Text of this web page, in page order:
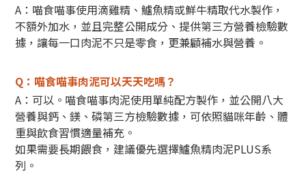
A：喵食喵事使用滴雞精、鱸魚精或鮮牛精取代水製作，
不額外加水，並且完整公開成分、提供第三方營養檢驗數
據，讓每一口肉泥不只是零食，更兼顧補水與營養。
Q：喵食喵事肉泥可以天天吃嗎？
A：可以。喵食喵事肉泥使用單純配方製作，並公開八大
營養與鈣、鎂、磷第三方檢驗數據，可依照貓咪年齡、體
重與飲食習慣適量補充。
如果需要長期餵食，建議優先選擇鱸魚精肉泥PLUS系
列。